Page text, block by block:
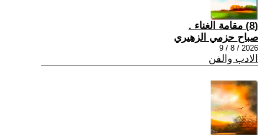
(8) مقامة الغناء .
صباح حزمي الزهيري
2026 / 8 / 9
الادب والفن